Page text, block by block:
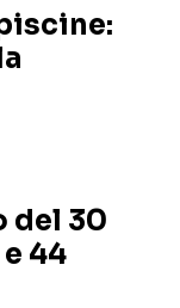
del 30
44